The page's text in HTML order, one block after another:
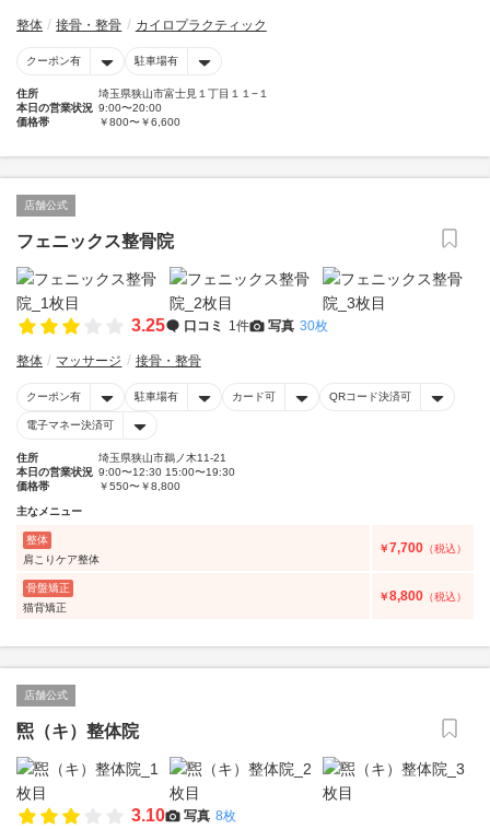
整体 接骨・整骨 カイロプラクティック
クーポン有 駐車場有
住所
埼玉県狭山市富士見１丁目１１−１
本日の営業状況 9:00〜20:00
価格帯
￥800〜￥6,600
店舗公式
フェニックス整骨院
3.25 口コミ 1件 写真 30枚
整体 マッサージ 接骨・整骨
クーポン有 駐車場有 カード可 QRコード決済可
電子マネー決済可
住所
埼玉県狭山市鵜ノ木11-21
本日の営業状況 9:00〜12:30 15:00〜19:30
価格帯
￥550〜￥8,800
主なメニュー
整体
肩こりケア整体
￥7,700 （税込）
骨盤矯正
猫背矯正
￥8,800 （税込）
店舗公式
煕（キ）整体院
3.10 写真 8枚